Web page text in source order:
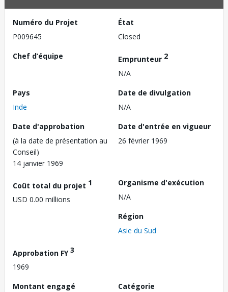
Numéro du Projet
P009645
État
Closed
Chef d’équipe
Emprunteur 2
N/A
Pays
Inde
Date de divulgation
N/A
Date d'approbation
(à la date de présentation au
Conseil)
14 janvier 1969
Date d'entrée en vigueur
26 février 1969
Coût total du projet 1
USD 0.00 millions
Organisme d'exécution
N/A
Région
Asie du Sud
Approbation FY3
1969
Montant engagé
Catégorie